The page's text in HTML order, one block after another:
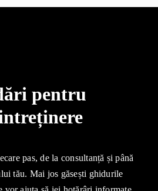
pentru
pas, de la consultanță și până
tău. Mai jos găsești ghidurile